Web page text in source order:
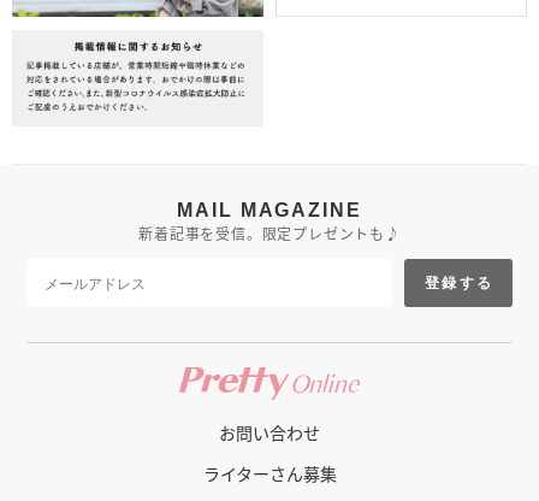
MAIL MAGAZINE
新着記事を受信。限定プレゼントも♪
登録する
お問い合わせ
ライターさん募集